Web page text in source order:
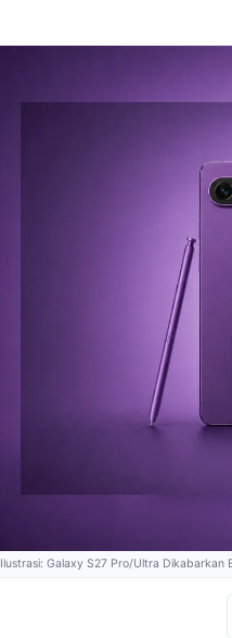
Ilustrasi: Galaxy S27 Pro/Ultra Dikabarkan